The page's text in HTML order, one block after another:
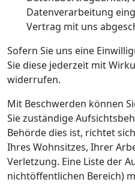
Datenverarbeitung
Vertrag mit uns
Sofern Sie uns eine
Sie diese jederzeit mit
widerrufen.
Mit Beschwerden können
Sie zuständige
Behörde dies ist, richtet
Ihres Wohnsitzes, Ihrer
Verletzung. Eine Liste der
nichtöffentlichen Bereich)